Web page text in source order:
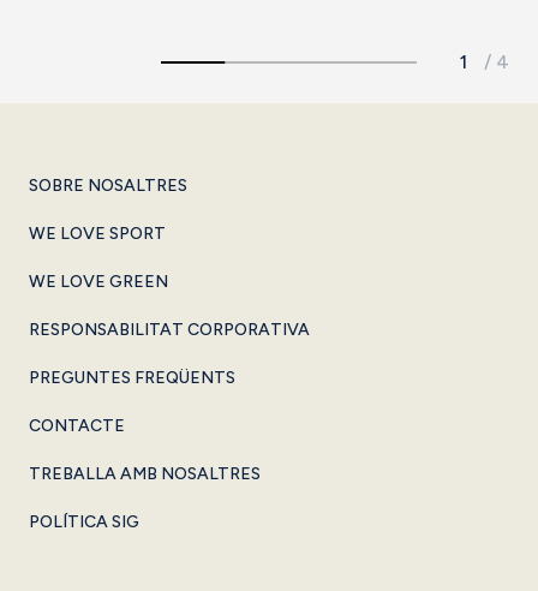
SOBRE NOSALTRES
WE LOVE SPORT
WE LOVE GREEN
RESPONSABILITAT CORPORATIVA
PREGUNTES FREQÜENTS
CONTACTE
TREBALLA AMB NOSALTRES
POLÍTICA SIG